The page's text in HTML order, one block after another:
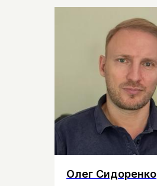
Олег Сидоренко